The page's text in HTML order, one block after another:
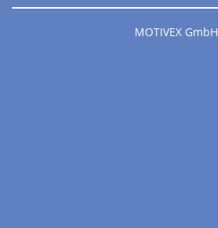
MOTIVEX GmbH